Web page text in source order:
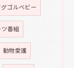
グゴルベビー
ツ番組
動物愛護